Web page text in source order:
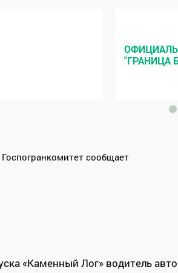
"ГРАНИЦА
Госпогранкомитет сообщает
«Каменный Лог» водитель